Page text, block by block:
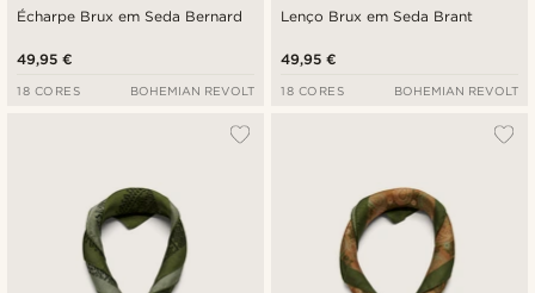
Écharpe Brux em Seda Bernard
49,95 €
18 CORES BOHEMIAN REVOLT
Lenço Brux em Seda Brant
49,95 €
18 CORES BOHEMIAN REVOLT